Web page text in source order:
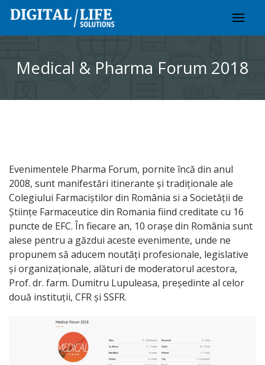
Skip
content
Medical & Pharma Forum 2018
Evenimentele Pharma Forum, pornite încă din anul
2008, sunt manifestări itinerante și tradiționale ale
Colegiului Farmaciștilor din România si a Societății de
Științe Farmaceutice din Romania fiind creditate cu 16
puncte de EFC. În fiecare an, 10 orașe din România sunt
alese pentru a găzdui aceste evenimente, unde ne
propunem să aducem noutăți profesionale, legislative
și organizaționale, alături de moderatorul acestora,
Prof. dr. farm. Dumitru Lupuleasa, președinte al celor
două instituții, CFR și SSFR.